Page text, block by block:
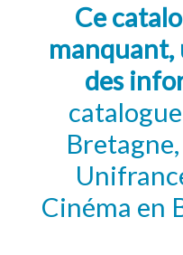
Ce
manquant,
des
Cinéma en